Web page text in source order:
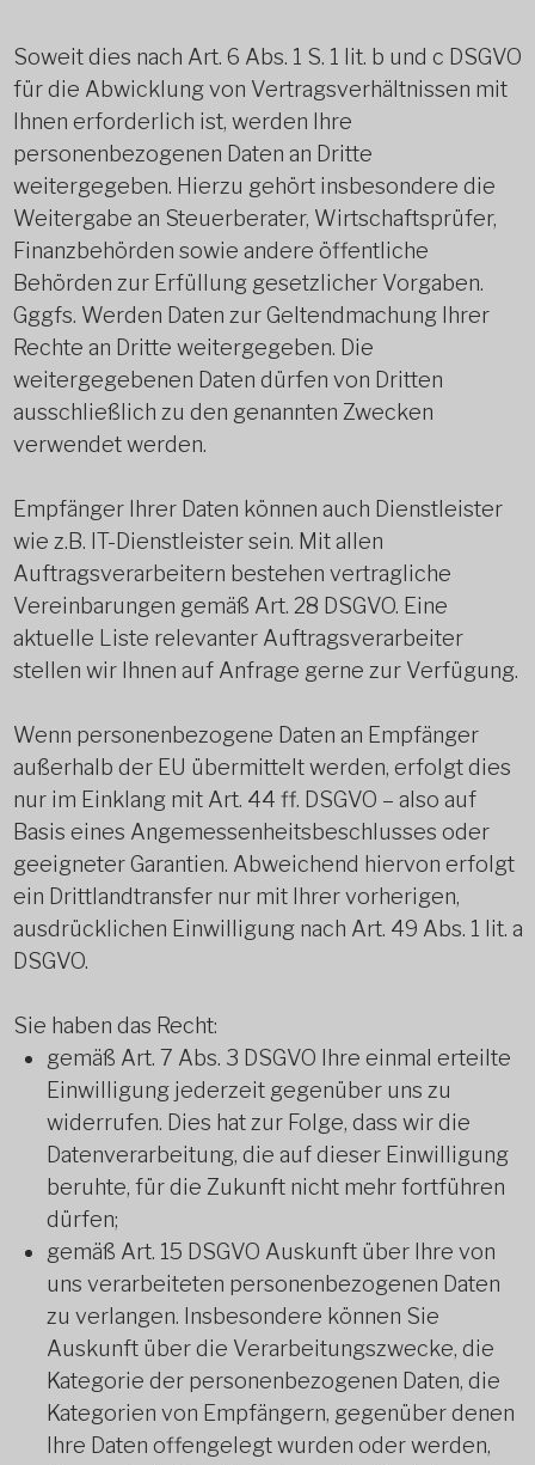
Soweit dies nach Art. 6 Abs. 1 S. 1 lit. b und c DSGVO
für die Abwicklung von Vertragsverhältnissen mit
Ihnen erforderlich ist, werden Ihre
personenbezogenen Daten an Dritte
weitergegeben. Hierzu gehört insbesondere die
Weitergabe an Steuerberater, Wirtschaftsprüfer,
Finanzbehörden sowie andere öffentliche
Behörden zur Erfüllung gesetzlicher Vorgaben.
Gggfs. Werden Daten zur Geltendmachung Ihrer
Rechte an Dritte weitergegeben. Die
weitergegebenen Daten dürfen von Dritten
ausschließlich zu den genannten Zwecken
verwendet werden.
Empfänger Ihrer Daten können auch Dienstleister
wie z.B. IT-Dienstleister sein. Mit allen
Auftragsverarbeitern bestehen vertragliche
Vereinbarungen gemäß Art. 28 DSGVO. Eine
aktuelle Liste relevanter Auftragsverarbeiter
stellen wir Ihnen auf Anfrage gerne zur Verfügung.
Wenn personenbezogene Daten an Empfänger
außerhalb der EU übermittelt werden, erfolgt dies
nur im Einklang mit Art. 44 ff. DSGVO – also auf
Basis eines Angemessenheitsbeschlusses oder
geeigneter Garantien. Abweichend hiervon erfolgt
ein Drittlandtransfer nur mit Ihrer vorherigen,
ausdrücklichen Einwilligung nach Art. 49 Abs. 1 lit. a
DSGVO.
Sie haben das Recht:
gemäß Art. 7 Abs. 3 DSGVO Ihre einmal erteilte
Einwilligung jederzeit gegenüber uns zu
widerrufen. Dies hat zur Folge, dass wir die
Datenverarbeitung, die auf dieser Einwilligung
beruhte, für die Zukunft nicht mehr fortführen
dürfen;
gemäß Art. 15 DSGVO Auskunft über Ihre von
uns verarbeiteten personenbezogenen Daten
zu verlangen. Insbesondere können Sie
Auskunft über die Verarbeitungszwecke, die
Kategorie der personenbezogenen Daten, die
Kategorien von Empfängern, gegenüber denen
Ihre Daten offengelegt wurden oder werden,